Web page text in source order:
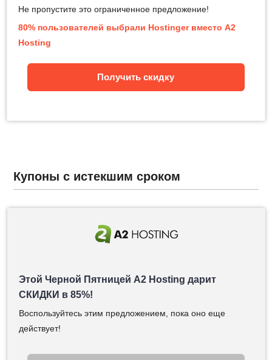
Не пропустите это ограниченное предложение!
80% пользователей выбрали Hostinger вместо A2
Hosting
Получить скидку
Купоны с истекшим сроком
Этой Черной Пятницей A2 Hosting дарит
СКИДКИ в 85%!
Воспользуйтесь этим предложением, пока оно еще
действует!